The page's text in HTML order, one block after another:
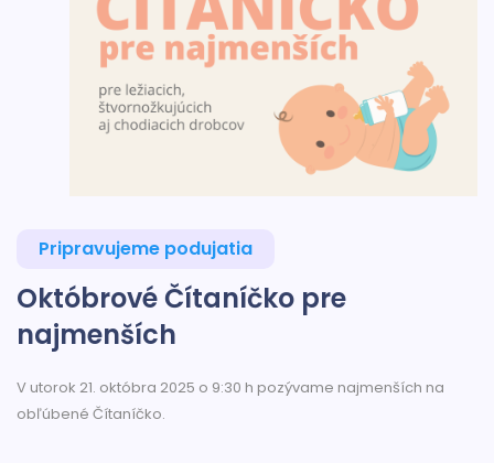
Pripravujeme podujatia
Októbrové Čítaníčko pre
najmenších
V utorok 21. októbra 2025 o 9:30 h pozývame najmenších na
obľúbené Čítaníčko.